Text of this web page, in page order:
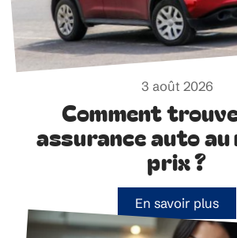
3 août 2026
Comment
assurance auto au
prix ?
En savoir plus